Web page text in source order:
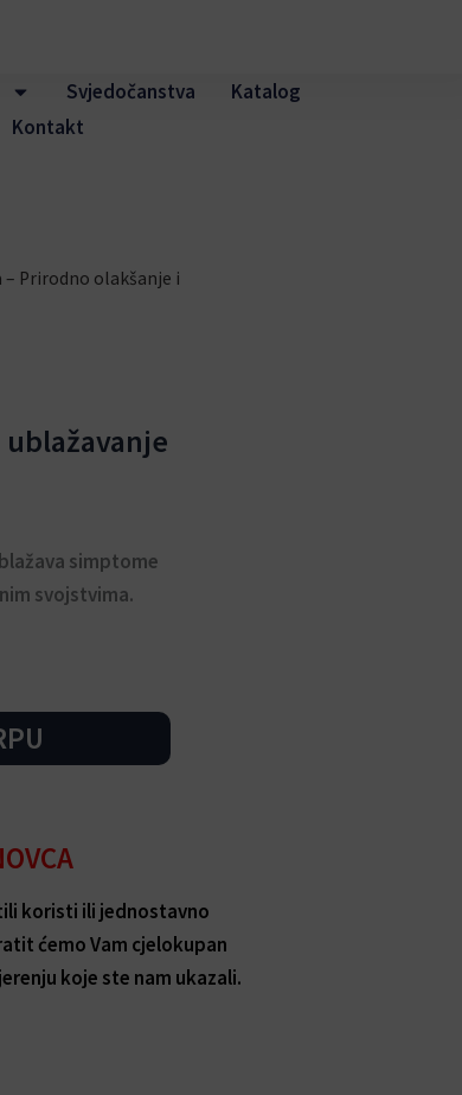
Svjedočanstva
Katalog
Kontakt
– Prirodno olakšanje i
simptome
svojstvima.
koristi ili jednostavno
ćemo Vam cjelokupan
koje ste nam ukazali.